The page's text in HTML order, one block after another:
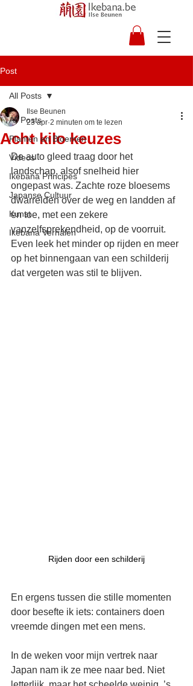
Post
All Posts
Planten en Bloemen
Videos
Ikebana Principes
Japanse Cultuur
Kunst
Ikebana Verhalen
All Posts
Acht kilo keuzes
Ilse Beunen
23 apr 2 minuten om te lezen
De auto gleed traag door het
landschap, alsof snelheid hier
ongepast was. Zachte roze bloesems
dwarrelden over de weg en landden af
en toe, met een zekere
vanzelfsprekendheid, op de voorruit.
Even leek het minder op rijden en meer
op het binnengaan van een schilderij
dat vergeten was stil te blijven.
Rijden door een schilderij
En ergens tussen die stille momenten
door besefte ik iets: containers doen
vreemde dingen met een mens.
In de weken voor mijn vertrek naar
Japan nam ik ze mee naar bed. Niet